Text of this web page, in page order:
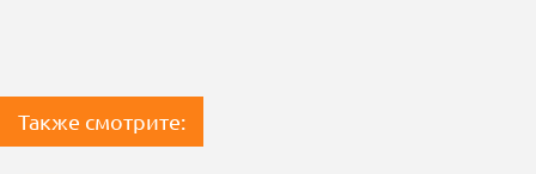
Также смотрите: